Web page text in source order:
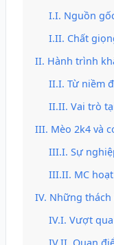
Nguồn
Chất
Hành trình
Từ niềm
Vai trò
Mèo 2k4 và
Sự
MC
Những thách
Vượt